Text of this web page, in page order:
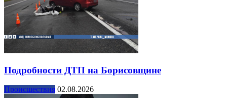
Подробности ДТП на Борисовщине
Происшествия 02.08.2026